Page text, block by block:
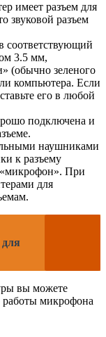
имеет разъем для
звуковой разъем
соответствующий
3.5 мм,
(обычно зеленого
компьютера. Если
его в любой
подключена и
наушниками
к разъему
При
для
для
вы можете
микрофона